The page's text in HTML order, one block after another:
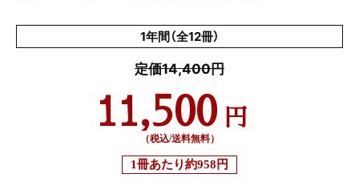
1年間（全12冊）
定価14,400円
11,500 円
（税込/送料無料）
1冊あたり約958円